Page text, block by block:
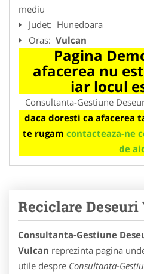
mediu
Judet: Hunedoara
Oras: Vulcan
Pagina
afacerea nu
iar locul
Consultanta-Gestiune
daca doresti ca afacerea
te rugam contacteaza-ne
de
Reciclare Deseuri
Consultanta-Gestiune
Vulcan reprezinta pagina
utile despre Consultanta-